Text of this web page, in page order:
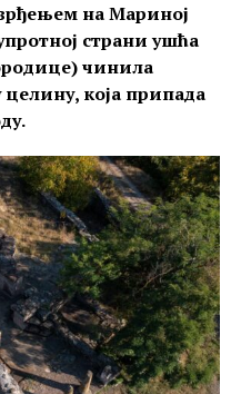
на Мариној
страни ушћа
чинила
целину, која припада